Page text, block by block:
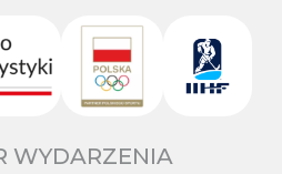
WYDARZENIA